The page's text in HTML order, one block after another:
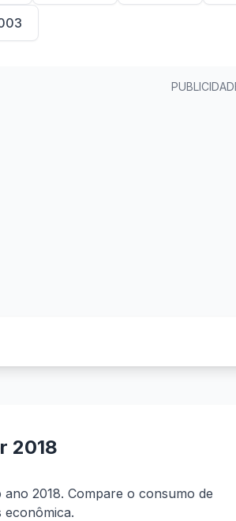
2018
2018. Compare o consumo de
econômica.